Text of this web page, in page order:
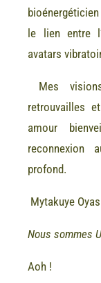
le lien entre
avatars
Mes
retrouvailles
amour
reconnexion
profond.
Mytakuye
Nous sommes
Aoh !